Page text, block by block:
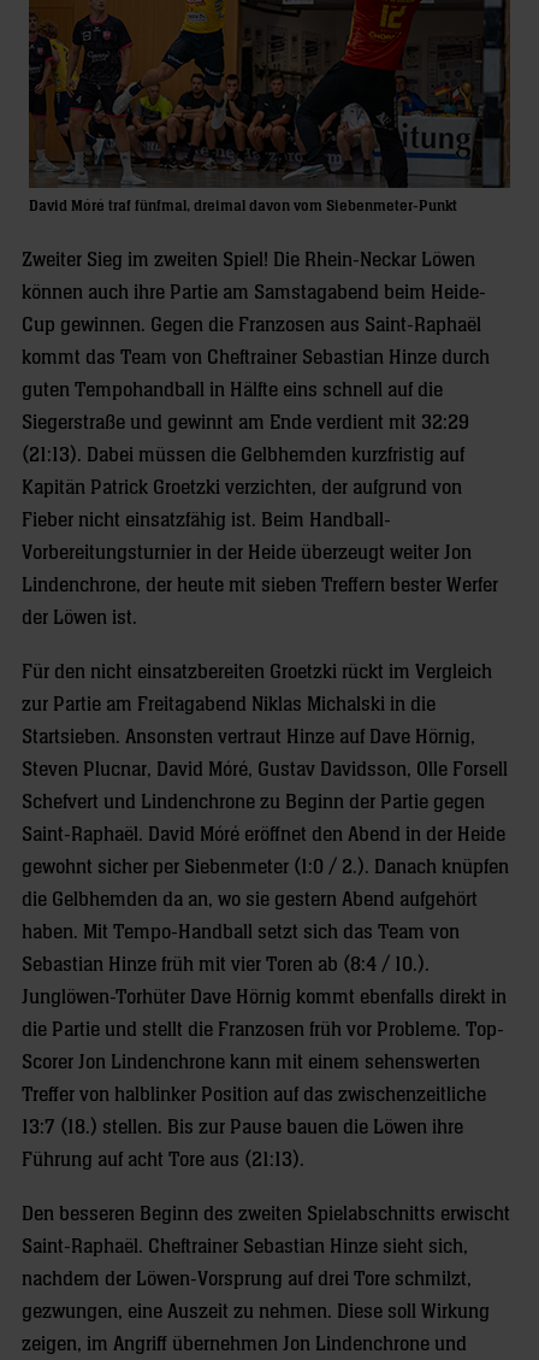
David Móré traf fünfmal, dreimal davon vom Siebenmeter-Punkt
Zweiter Sieg im zweiten Spiel! Die Rhein-Neckar Löwen
können auch ihre Partie am Samstagabend beim Heide-
Cup gewinnen. Gegen die Franzosen aus Saint-Raphaël
kommt das Team von Cheftrainer Sebastian Hinze durch
guten Tempohandball in Hälfte eins schnell auf die
Siegerstraße und gewinnt am Ende verdient mit 32:29
(21:13). Dabei müssen die Gelbhemden kurzfristig auf
Kapitän Patrick Groetzki verzichten, der aufgrund von
Fieber nicht einsatzfähig ist. Beim Handball-
Vorbereitungsturnier in der Heide überzeugt weiter Jon
Lindenchrone, der heute mit sieben Treffern bester Werfer
der Löwen ist.
Für den nicht einsatzbereiten Groetzki rückt im Vergleich
zur Partie am Freitagabend Niklas Michalski in die
Startsieben. Ansonsten vertraut Hinze auf Dave Hörnig,
Steven Plucnar, David Móré, Gustav Davidsson, Olle Forsell
Schefvert und Lindenchrone zu Beginn der Partie gegen
Saint-Raphaël. David Móré eröffnet den Abend in der Heide
gewohnt sicher per Siebenmeter (1:0 / 2.). Danach knüpfen
die Gelbhemden da an, wo sie gestern Abend aufgehört
haben. Mit Tempo-Handball setzt sich das Team von
Sebastian Hinze früh mit vier Toren ab (8:4 / 10.).
Junglöwen-Torhüter Dave Hörnig kommt ebenfalls direkt in
die Partie und stellt die Franzosen früh vor Probleme. Top-
Scorer Jon Lindenchrone kann mit einem sehenswerten
Treffer von halblinker Position auf das zwischenzeitliche
13:7 (18.) stellen. Bis zur Pause bauen die Löwen ihre
Führung auf acht Tore aus (21:13).
Den besseren Beginn des zweiten Spielabschnitts erwischt
Saint-Raphaël. Cheftrainer Sebastian Hinze sieht sich,
nachdem der Löwen-Vorsprung auf drei Tore schmilzt,
gezwungen, eine Auszeit zu nehmen. Diese soll Wirkung
zeigen, im Angriff übernehmen Jon Lindenchrone und